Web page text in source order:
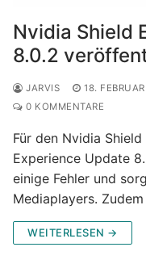
Nvidia Shield
8.0.2
JARVIS 18.
0 KOMMENTARE
Für den Nvidia
Experience Update
einige Fehler und
Mediaplayers.
WEITERLESEN →